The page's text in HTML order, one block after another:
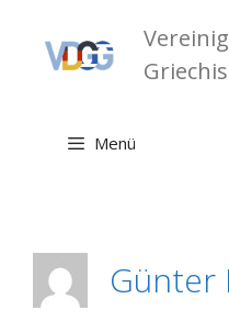
Inhalt
springen
Menü
Günter